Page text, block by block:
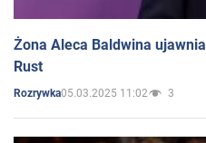
Żona Aleca Baldwina
Rust
Rozrywka05.03.2025 11:02 3